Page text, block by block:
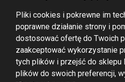
DOMINATOR GROUP Sp. z o.o.
Pliki cookies i pokrewne im
poprawne działanie strony i
dostosować ofertę do Twoich
zaakceptować wykorzystanie
tych plików i przejść do sklepu
plików do swoich preferencji,